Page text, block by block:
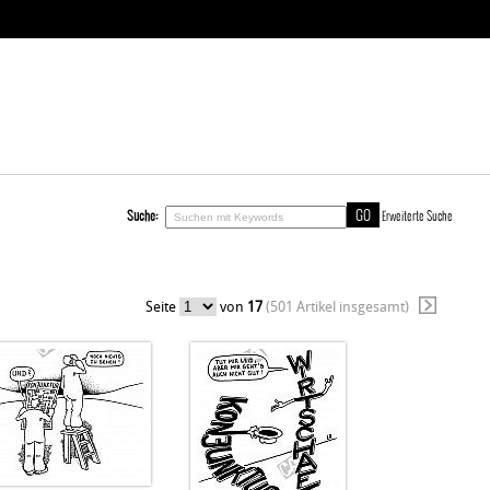
Suche: Erweiterte Suche
Seite von 17 (501 Artikel insgesamt)